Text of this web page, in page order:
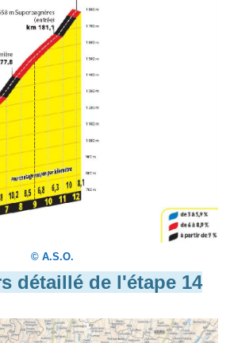
© A.S.O.
détaillé de l'étape 14